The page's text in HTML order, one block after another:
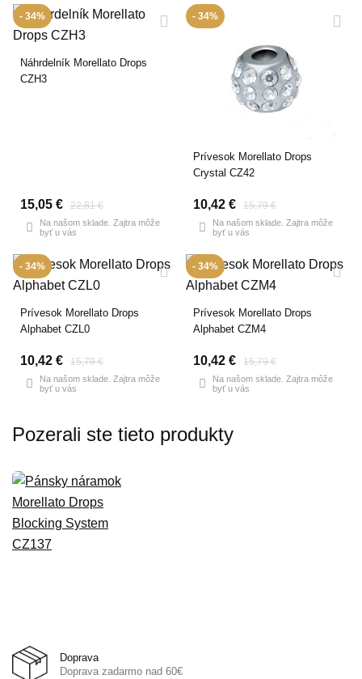
- 34%
Náhrdelník Morellato Drops
CZH3
15,05 € 22,81 €
Na našom sklade. Zajtra môže
byť u vás
- 34%
Prívesok Morellato Drops
Crystal CZ42
10,42 € 15,79 €
Na našom sklade. Zajtra môže
byť u vás
- 34%
Prívesok Morellato Drops
Alphabet CZL0
10,42 € 15,79 €
Na našom sklade. Zajtra môže
byť u vás
- 34%
Prívesok Morellato Drops
Alphabet CZM4
10,42 € 15,79 €
Na našom sklade. Zajtra môže
byť u vás
Pozerali ste tieto produkty
Doprava
Doprava zadarmo nad 60€